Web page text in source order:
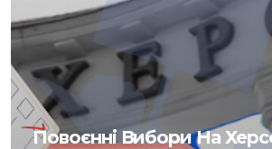
Повоєнні Вибори На